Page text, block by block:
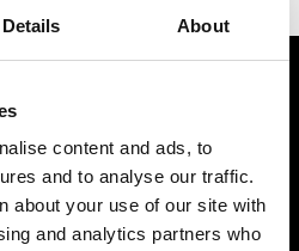
Details About
content and ads, to
and to analyse our traffic.
about your use of our site with
and analytics partners who
i vostri progetti